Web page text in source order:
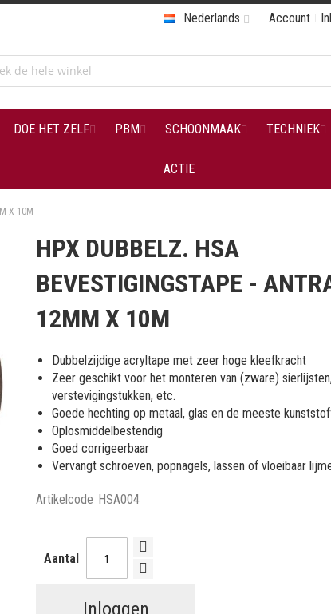
Account
Nederlands
DOE HET ZELF PBM SCHOONMAAK TECHNIEK
ACTIE
X 10M
HPX DUBBELZ. HSA
BEVESTIGINGSTAPE -
12MM X 10M
Dubbelzijdige acryltape met zeer hoge kleefkracht
Zeer geschikt voor het monteren van (zware)
verstevigingstukken, etc.
Goede hechting op metaal, glas en de meeste
Oplosmiddelbestendig
Goed corrigeerbaar
Vervangt schroeven, popnagels, lassen of vloeibaar
Artikelcode HSA004
Aantal
Inloggen